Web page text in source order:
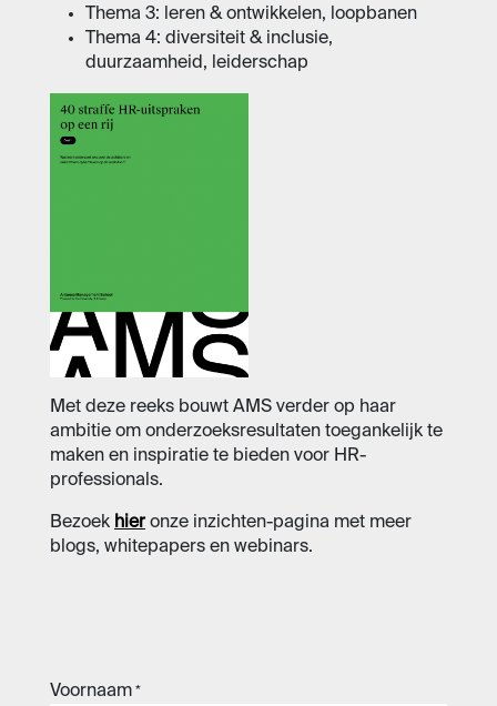
Thema 3: leren & ontwikkelen, loopbanen
Thema 4: diversiteit & inclusie,
duurzaamheid, leiderschap
Met deze reeks bouwt AMS verder op haar
ambitie om onderzoeksresultaten toegankelijk te
maken en inspiratie te bieden voor HR-
professionals.
Bezoek hier onze inzichten-pagina met meer
blogs, whitepapers en webinars.
Voornaam *